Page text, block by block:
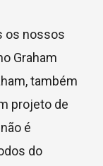
os nossos
Graham
também
projeto de
é
do